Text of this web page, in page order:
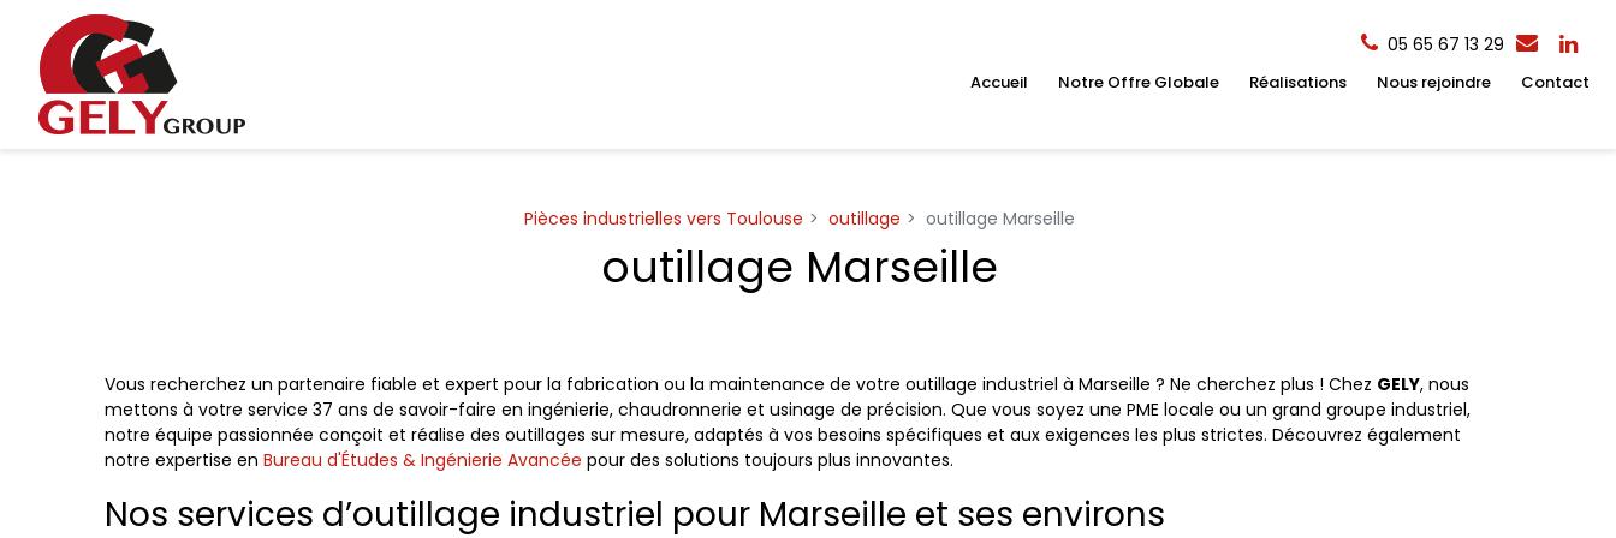
05 65 67 13 29
Accueil Notre Offre Globale Réalisations Nous rejoindre Contact
Pièces industrielles vers Toulouse outillage outillage Marseille
outillage Marseille
Vous recherchez un partenaire fiable et expert pour la fabrication ou la maintenance de votre outillage industriel à Marseille ? Ne cherchez plus ! Chez GELY, nous
mettons à votre service 37 ans de savoir-faire en ingénierie, chaudronnerie et usinage de précision. Que vous soyez une PME locale ou un grand groupe industriel,
notre équipe passionnée conçoit et réalise des outillages sur mesure, adaptés à vos besoins spécifiques et aux exigences les plus strictes. Découvrez également
notre expertise en Bureau d'Études & Ingénierie Avancée pour des solutions toujours plus innovantes.
Nos services d’outillage industriel pour Marseille et ses environs
Panneau de gestion des cookies